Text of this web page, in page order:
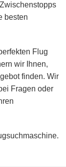
besten
Flug
wir Ihnen,
finden. Wir
Fragen oder